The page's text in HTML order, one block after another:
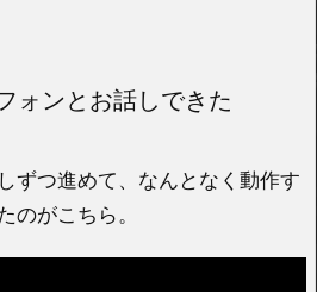
ォンとお話しできた
ずつ進めて、なんとなく動作す
のがこちら。